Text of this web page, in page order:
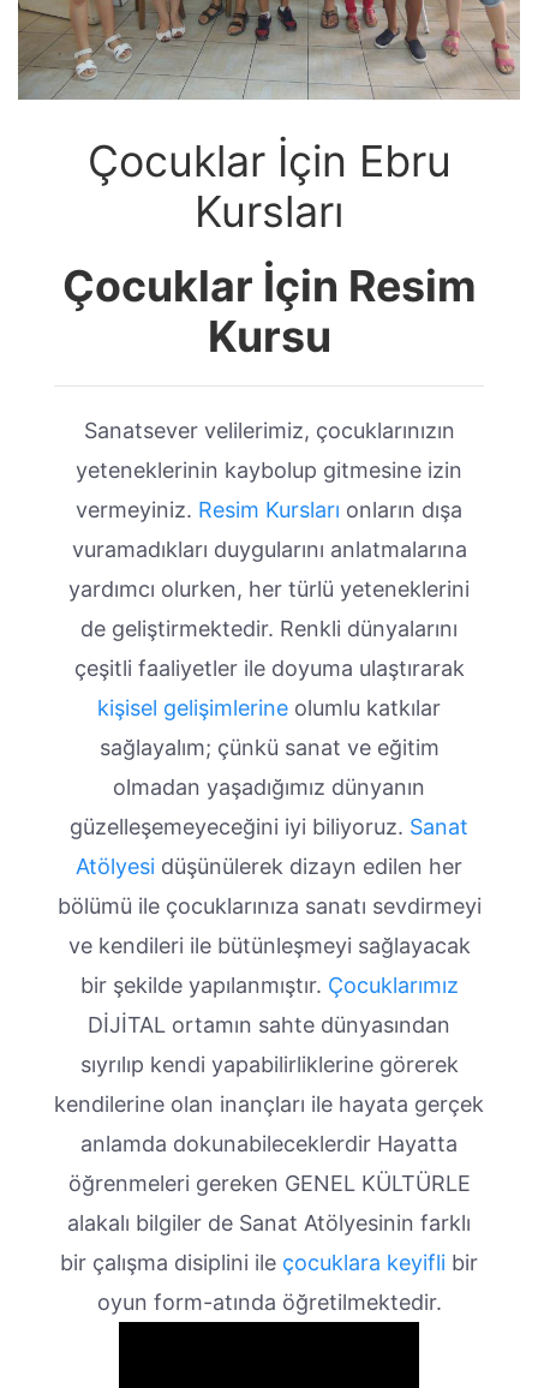
Çocuklar İçin Ebru
Kursları
Çocuklar İçin Resim
Kursu
Sanatsever velilerimiz, çocuklarınızın
yeteneklerinin kaybolup gitmesine izin
vermeyiniz. Resim Kursları onların dışa
vuramadıkları duygularını anlatmalarına
yardımcı olurken, her türlü yeteneklerini
de geliştirmektedir. Renkli dünyalarını
çeşitli faaliyetler ile doyuma ulaştırarak
kişisel gelişimlerine olumlu katkılar
sağlayalım; çünkü sanat ve eğitim
olmadan yaşadığımız dünyanın
güzelleşemeyeceğini iyi biliyoruz. Sanat
Atölyesi düşünülerek dizayn edilen her
bölümü ile çocuklarınıza sanatı sevdirmeyi
ve kendileri ile bütünleşmeyi sağlayacak
bir şekilde yapılanmıştır. Çocuklarımız
DİJİTAL ortamın sahte dünyasından
sıyrılıp kendi yapabilirliklerine görerek
kendilerine olan inançları ile hayata gerçek
anlamda dokunabileceklerdir Hayatta
öğrenmeleri gereken GENEL KÜLTÜRLE
alakalı bilgiler de Sanat Atölyesinin farklı
bir çalışma disiplini ile çocuklara keyifli bir
oyun form-atında öğretilmektedir.